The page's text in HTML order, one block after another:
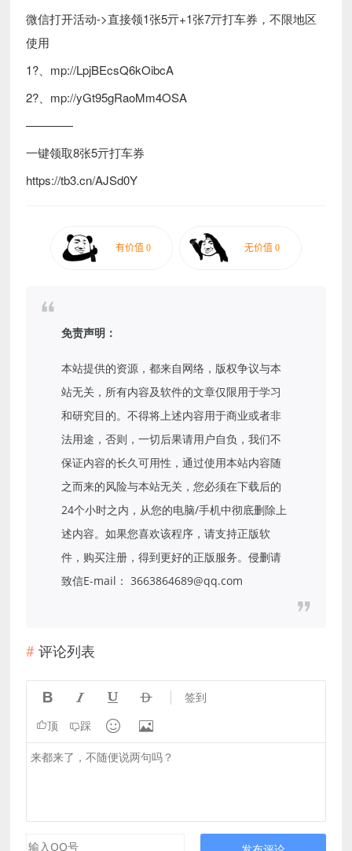
微信打开活动->直接领1张5亓+1张7亓打车券，不限地区
使用
1?、mp://LpjBEcsQ6kOibcA
2?、mp://yGt95gRaoMm4OSA
————
一键领取8张5亓打车券
https://tb3.cn/AJSd0Y
免责声明：
本站提供的资源，都来自网络，版权争议与本
站无关，所有内容及软件的文章仅限用于学习
和研究目的。不得将上述内容用于商业或者非
法用途，否则，一切后果请用户自负，我们不
保证内容的长久可用性，通过使用本站内容随
之而来的风险与本站无关，您必须在下载后的
24个小时之内，从您的电脑/手机中彻底删除上
述内容。如果您喜欢该程序，请支持正版软
件，购买注册，得到更好的正版服务。侵删请
致信E-mail： 3663864689@qq.com
评论列表
    签到
顶 踩  